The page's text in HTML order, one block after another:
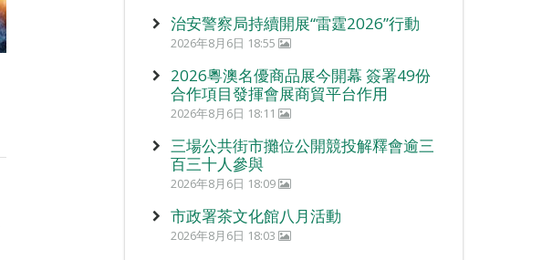
治安警察局持續開展“雷霆2026”行動
2026年8月6日 18:55
2026粵澳名優商品展今開幕 簽署49份
合作項目發揮會展商貿平台作用
2026年8月6日 18:11
三場公共街市攤位公開競投解釋會逾三
百三十人參與
2026年8月6日 18:09
市政署茶文化館八月活動
2026年8月6日 18:03